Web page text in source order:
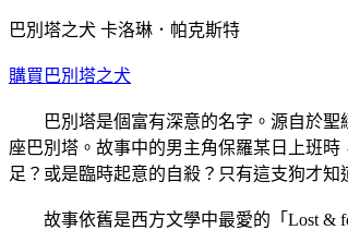
巴別塔之犬 卡洛琳．帕克斯特
購買巴別塔之犬
巴別塔是個富有深意的名字。源自於聖
座巴別塔。故事中的男主角保羅某日上班
足？或是臨時起意的自殺？只有這支狗才
故事依舊是西方文學中最愛的「Lost &